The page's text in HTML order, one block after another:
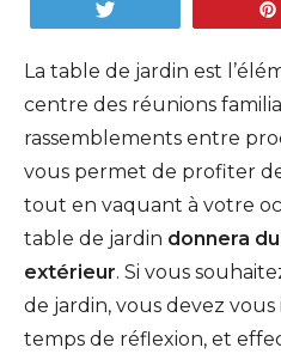
La table de jardin est
centre des réunions
rassemblements entre
vous permet de profiter de
tout en vaquant à votre
table de jardin donnera
extérieur. Si vous
de jardin, vous devez
temps de réflexion, et